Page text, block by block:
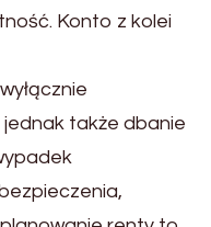
Konto z kolei
także dbanie